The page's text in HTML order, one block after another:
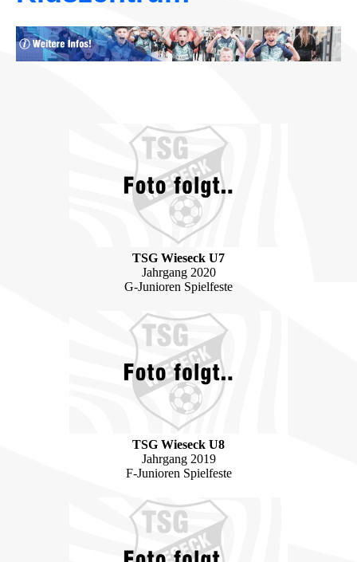
TSG Wieseck U7
Jahrgang 2020
G-Junioren Spielfeste
TSG Wieseck U8
Jahrgang 2019
F-Junioren Spielfeste